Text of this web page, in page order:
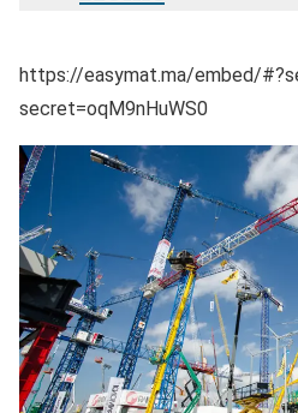
https://easymat.ma/embed/
secret=oqM9nHuWS0